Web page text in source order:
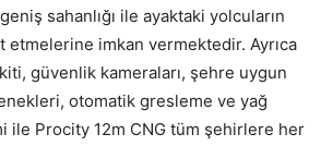
sahanlığı ile ayaktaki yolcuların
etmelerine imkan vermektedir. Ayrıca
güvenlik kameraları, şehre uygun
otomatik gresleme ve yağ
ile Procity 12m CNG tüm şehirlere her